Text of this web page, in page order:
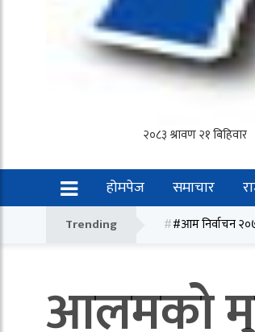
होमपेज समाचार
Trending #आम निर्वाचन
आलमको